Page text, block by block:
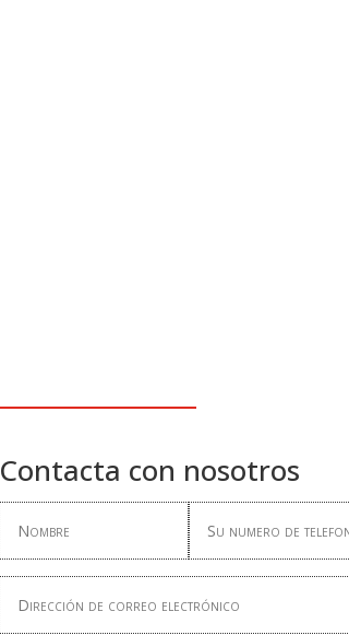
Contacta con nosotros